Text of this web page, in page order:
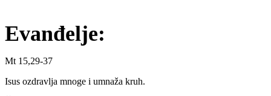
Evanđelje:
Mt 15,29-37
Isus ozdravlja mnoge i umnaža kruh.